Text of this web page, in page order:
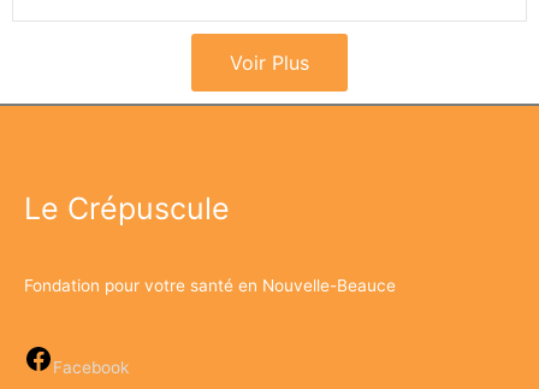
Voir Plus
Le Crépuscule
Fondation pour votre santé en Nouvelle-Beauce
Facebook